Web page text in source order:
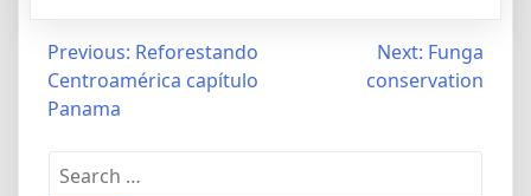
Post
navigation
Previous: Reforestando
Centroamérica capítulo
Panama
Next: Funga
conservation
Search